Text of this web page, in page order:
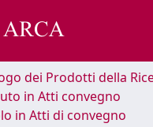
dei Prodotti della
in Atti convegno
in Atti di convegno